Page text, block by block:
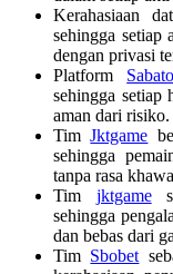
Kerahasiaan
sehingga setiap
dengan privasi
Platform
sehingga setiap
aman dari risiko.
TimJktgame
sehingga
tanpa rasa
Tim jktgame
sehingga
dan bebas dari
Tim Sbobet